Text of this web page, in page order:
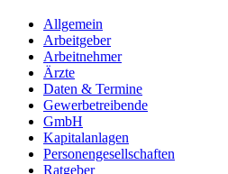
Allgemein
Arbeitgeber
Arbeitnehmer
Ärzte
Daten & Termine
Gewerbetreibende
GmbH
Kapitalanlagen
Personengesellschaften
Ratgeber